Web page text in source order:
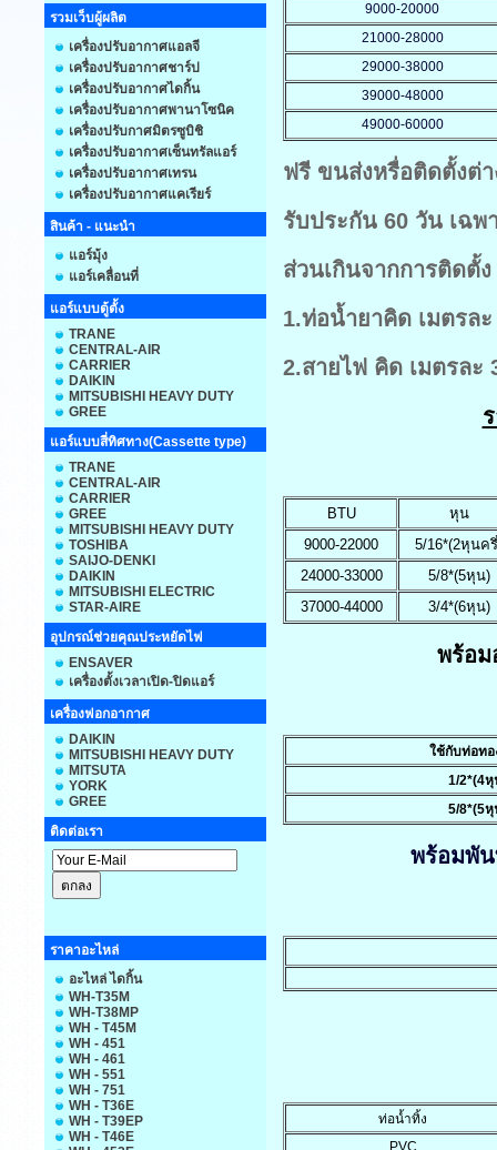
รวมเว็บผู้ผลิต
เครื่องปรับอากาศแอลจี
เครื่องปรับอากาศชาร์ป
เครื่องปรับอากาศไดกิ้น
เครื่องปรับอากาศพานาโซนิค
เครื่องปรับกาศมิตรซูบิชิ
เครื่องปรับอากาศเซ็นทรัลแอร์
เครื่องปรับอากาศเทรน
เครื่องปรับอากาศแคเรียร์
สินค้า - แนะนำ
แอร์มุ้ง
แอร์เคลื่อนที่
แอร์แบบตู้ตั้ง
TRANE
CENTRAL-AIR
CARRIER
DAIKIN
MITSUBISHI HEAVY DUTY
GREE
แอร์แบบสี่ทิศทาง(Cassette type)
TRANE
CENTRAL-AIR
CARRIER
GREE
MITSUBISHI HEAVY DUTY
TOSHIBA
SAIJO-DENKI
DAIKIN
MITSUBISHI ELECTRIC
STAR-AIRE
อุปกรณ์ช่วยคุณประหยัดไฟ
ENSAVER
เครื่องตั้งเวลาเปิด-ปิดแอร์
เครื่องฟอกอากาศ
DAIKIN
MITSUBISHI HEAVY DUTY
MITSUTA
YORK
GREE
ติดต่อเรา
ราคาอะไหล่
อะไหล่ ไดกิ้น
WH-T35M
WH-T38MP
WH - T45M
WH - 451
WH - 461
WH - 551
WH - 751
WH - T36E
WH - T39EP
WH - T46E
9000-20000
21000-28000
29000-38000
39000-48000
49000-60000
ฟรี ขนส่งหรื่อติดตั้งต่
รับประกัน 60 วัน เฉพ
ส่วนเกินจากการติดตั้ง
1.ท่อน้ำยาคิด เมตรล
2.สายไฟ คิด เมตรละ
BTU
หุน
9000-22000
5/16*(2หุนค
24000-33000
5/8*(5หุน)
37000-44000
3/4*(6หุน)
พร้อม
ใช้กับท่อทอ
1/2*(4หุ
5/8*(5หุ
พร้อมพัน
ท่อน้ำทิ้ง
PVC